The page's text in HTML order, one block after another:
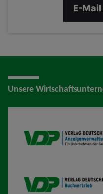
E-
Unsere
VDP AV
VDP B